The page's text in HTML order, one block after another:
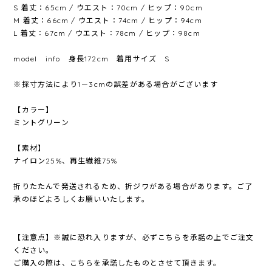
S 着丈：65cm / ウエスト：70cm / ヒップ：90cm
M 着丈：66cm / ウエスト：74cm / ヒップ：94cm
L 着丈：67cm / ウエスト：78cm / ヒップ：98cm
model info 身長172cm 着用サイズ S
※採寸方法により1－3cmの誤差がある場合がございます
【カラー】
ミントグリーン
【素材】
ナイロン25%、再生繊維75%
折りたたんで発送されるため、折ジワがある場合があります。ご了
承のほどよろしくお願いいたします。
【注意点】※誠に恐れ入りますが、必ずこちらを承諾の上でご注文
ください。
ご購入の際は、こちらを承諾したものとさせて頂きます。